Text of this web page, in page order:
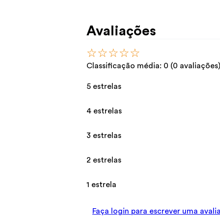
Avaliações
☆☆☆☆☆
Classificação média: 0 (0 avaliações)
5 estrelas
4 estrelas
3 estrelas
2 estrelas
1 estrela
Faça login para escrever uma